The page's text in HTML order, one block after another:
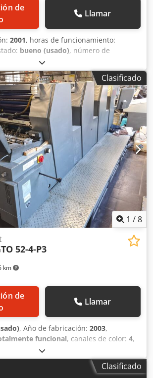
Llamar
2001, horas de funcionamiento:
bueno (usado), número de
, Impresión a doble cara y
1-04: Tecnología de control y
de humectación de película Alcolor
Cambio semiautomático de
200: Sistema de aplicación de
y circulación de Technotrans Sistema
de los rodillos entintadores Sistema
de caucho Staticstar Compact:
Contador de impresiones: 126
Clasificado
1 /8
km
52-4-P3
Llamar
, Año de fabricación: 2003,
funcional, canales de color: 4,
para dispositivo de numeración y
2:2 Classic Center Unidad de
electrónico de doble hoja Rodillos
Clasificado